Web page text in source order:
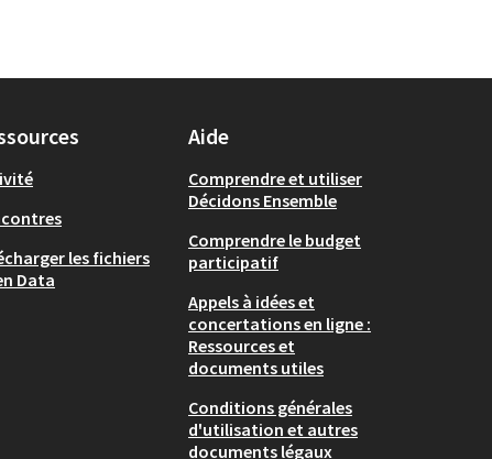
les fichiers
Data
Aide
Comprendre et utiliser
Décidons Ensemble
Comprendre le budget
participatif
Appels à idées et
concertations en ligne :
Ressources et
documents utiles
Conditions générales
d'utilisation et autres
documents légaux